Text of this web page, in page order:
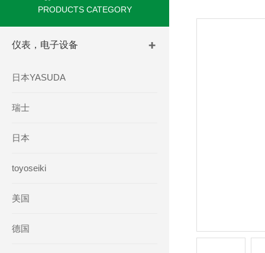
PRODUCTS CATEGORY
仪表，电子设备
日本YASUDA
瑞士
日本
toyoseiki
美国
德国